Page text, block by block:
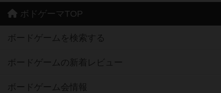
ボドゲーマTOP
ボードゲームを検索する
ボードゲームの新着レビュー
ボードゲーム会情報